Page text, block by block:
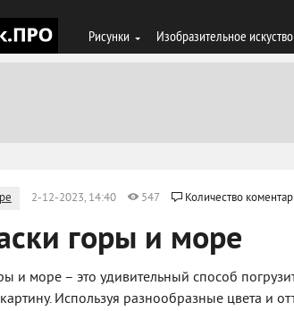
Рисунки Изобразительное искуство
2-12-2023, 14:40 547 Количество
горы и море
и море – это удивительный способ
Используя разнообразные цвета и